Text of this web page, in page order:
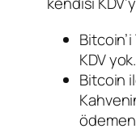
KDV yok.
Bitcoin